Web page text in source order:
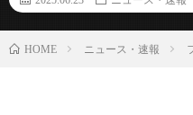
HOME ニュース・速報